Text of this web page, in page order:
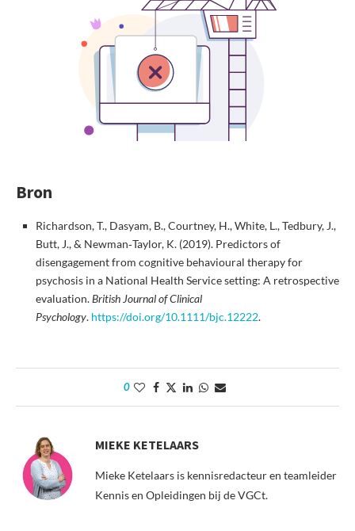
Bron
Richardson, T., Dasyam, B., Courtney, H., White, L., Tedbury, J.,
Butt, J., & Newman‐Taylor, K. (2019). Predictors of
disengagement from cognitive behavioural therapy for
psychosis in a National Health Service setting: A retrospective
evaluation.British Journal of Clinical
Psychology. https://doi.org/10.1111/bjc.12222.
0
MIEKE KETELAARS
Mieke Ketelaars is kennisredacteur en teamleider
Kennis en Opleidingen bij de VGCt.